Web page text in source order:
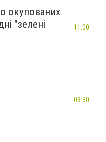
окупованих
"зелені
11:00
09:30